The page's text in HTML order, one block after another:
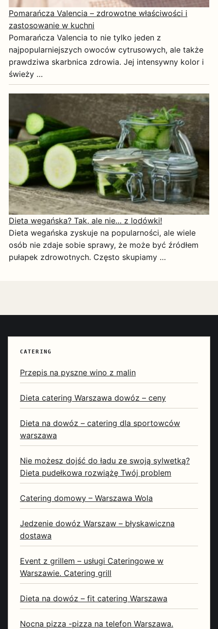
Pomarańcza Valencia – zdrowotne właściwości i
zastosowanie w kuchni
Pomarańcza Valencia to nie tylko jeden z
najpopularniejszych owoców cytrusowych, ale także
prawdziwa skarbnica zdrowia. Jej intensywny kolor i
świeży …
Dieta wegańska? Tak, ale nie… z lodówki!
Dieta wegańska zyskuje na popularności, ale wiele
osób nie zdaje sobie sprawy, że może być źródłem
pułapek zdrowotnych. Często skupiamy …
CATERING
Przepis na pyszne wino z malin
Dieta catering Warszawa dowóz – ceny
Dieta na dowóz – catering dla sportowców
warszawa
Nie możesz dojść do ładu ze swoją sylwetką?
Dieta pudełkowa rozwiążę Twój problem
Catering domowy – Warszawa Wola
Jedzenie dowóz Warszaw – błyskawiczna
dostawa
Event z grillem – usługi Cateringowe w
Warszawie. Catering grill
Dieta na dowóz – fit catering Warszawa
Nocna pizza -pizza na telefon Warszawa.